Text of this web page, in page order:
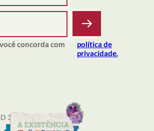
concorda com
política de
privacidade.
3.0